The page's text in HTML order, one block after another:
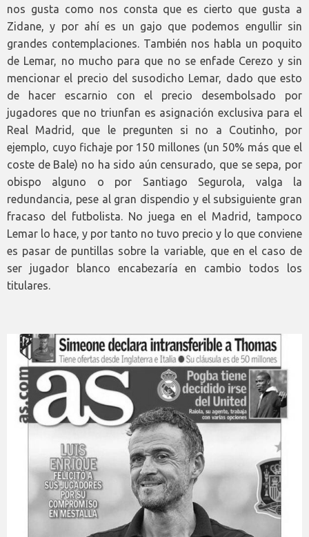
nos gusta como nos consta que es cierto que gusta a
Zidane, y por ahí es un gajo que podemos engullir sin
grandes contemplaciones. También nos habla un poquito
de Lemar, no mucho para que no se enfade Cerezo y sin
mencionar el precio del susodicho Lemar, dado que esto
de hacer escarnio con el precio desembolsado por
jugadores que no triunfan es asignación exclusiva para el
Real Madrid, que le pregunten si no a Coutinho, por
ejemplo, cuyo fichaje por 150 millones (un 50% más que el
coste de Bale) no ha sido aún censurado, que se sepa, por
obispo alguno o por Santiago Segurola, valga la
redundancia, pese al gran dispendio y el subsiguiente gran
fracaso del futbolista. No juega en el Madrid, tampoco
Lemar lo hace, y por tanto no tuvo precio y lo que conviene
es pasar de puntillas sobre la variable, que en el caso de
ser jugador blanco encabezaría en cambio todos los
titulares.